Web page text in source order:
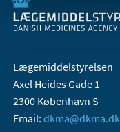
Lægemiddelstyrelsen
Axel Heides Gade 1
2300 København S
Email: dkma@dkma.dk